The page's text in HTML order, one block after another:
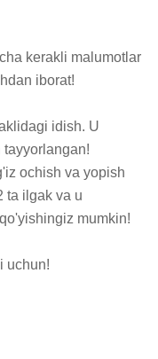
kerakli malumotlar
iborat!
idish. U
ochish va yopish
ta ilgak va u
mumkin!
uchun!